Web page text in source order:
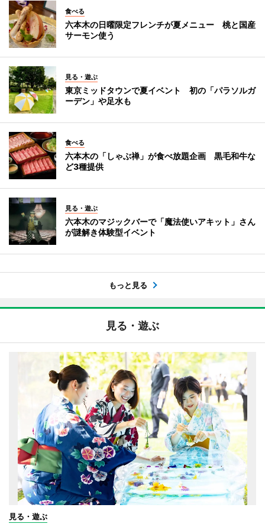
食べる
六本木の日曜限定フレンチが夏メニュー 桃と国産
サーモン使う
見る・遊ぶ
東京ミッドタウンで夏イベント 初の「パラソルガ
ーデン」や足水も
食べる
六本木の「しゃぶ禅」が食べ放題企画 黒毛和牛な
ど3種提供
見る・遊ぶ
六本木のマジックバーで「魔法使いアキット」さん
が謎解き体験型イベント
もっと見る
見る・遊ぶ
見る・遊ぶ